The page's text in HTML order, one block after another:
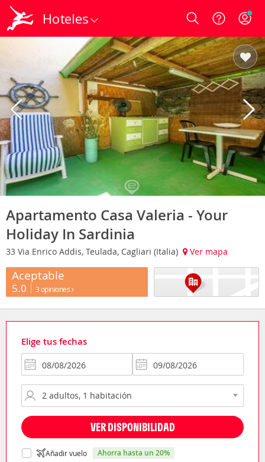
Hoteles Login
Apartamento Casa Valeria - Your
Holiday In Sardinia
33 Via Enrico Addis, Teulada, Cagliari (Italia) Ver mapa
Aceptable
5.0 3 opiniones
Elige tus fechas
VER DISPONIBILIDAD
Añadir vuelo ahorra hasta un 20%